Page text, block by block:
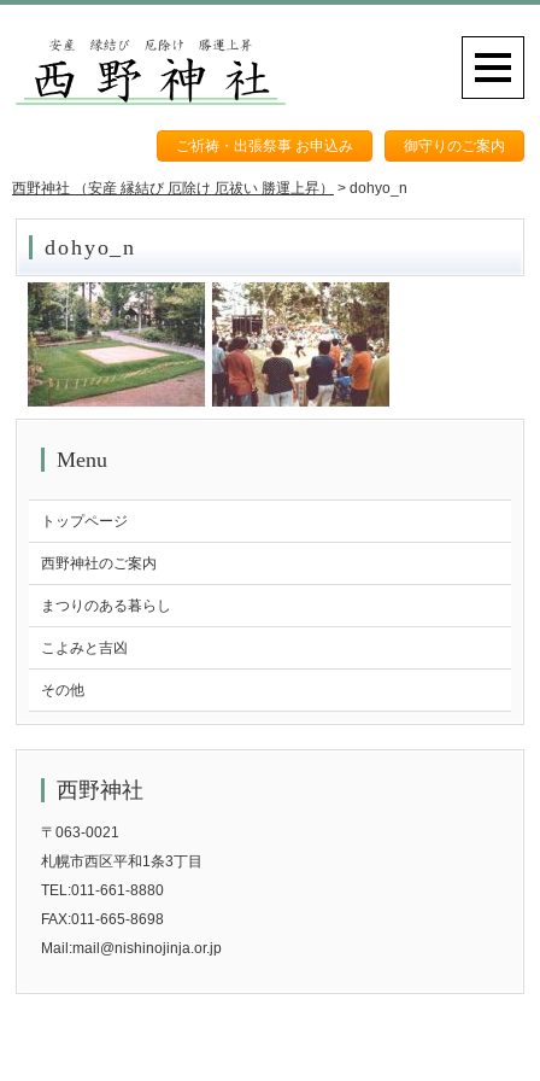
ご祈祷・出張祭事 お申込み 御守りのご案内
西野神社 （安産 縁結び 厄除け 厄祓い 勝運上昇） > dohyo_n
dohyo_n
Menu
トップページ
西野神社のご案内
まつりのある暮らし
こよみと吉凶
その他
西野神社
〒063-0021
札幌市西区平和1条3丁目
TEL:011-661-8880
FAX:011-665-8698
Mail:mail@nishinojinja.or.jp